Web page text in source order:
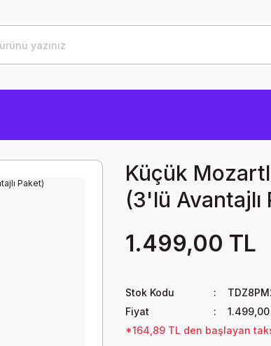
Küçük
(3'lü Avantajlı
1.499,00 TL
Stok Kodu
Fiyat
*164,89 TL den başlayan